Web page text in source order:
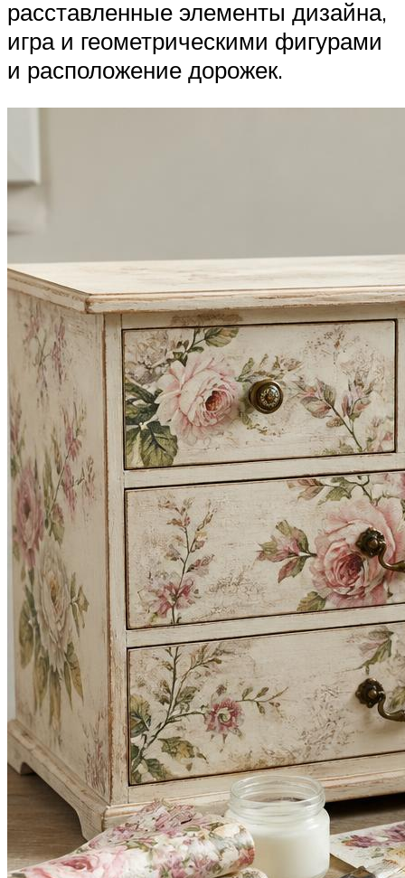
расставленные элементы дизайна,
игра и геометрическими фигурами
и расположение дорожек.